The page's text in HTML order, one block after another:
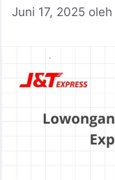
Juni 17, 2025 oleh